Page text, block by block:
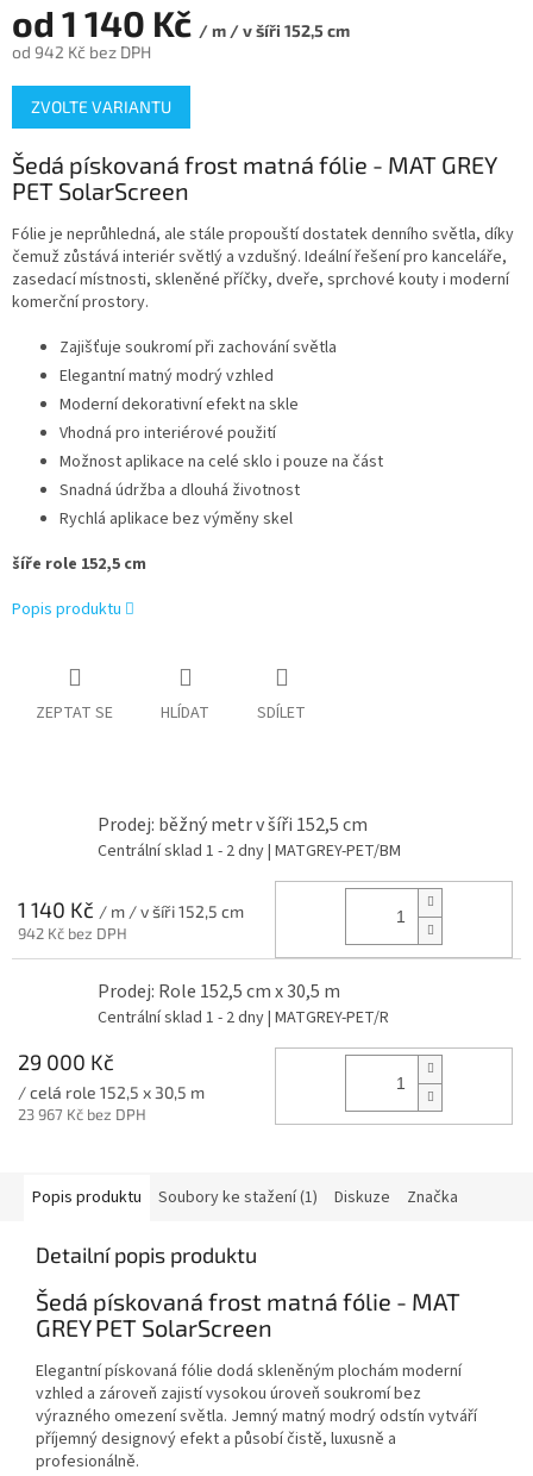
od 1 140 Kč / m / v šíři 152,5 cm
od 942 Kč bez DPH
Měrná
cena:
ZVOLTE VARIANTU
Šedá pískovaná frost matná fólie - MAT GREY
PET SolarScreen
Fólie je neprůhledná, ale stále propouští dostatek denního světla, díky
čemuž zůstává interiér světlý a vzdušný. Ideální řešení pro kanceláře,
zasedací místnosti, skleněné příčky, dveře, sprchové kouty i moderní
komerční prostory.
Zajišťuje soukromí při zachování světla
Elegantní matný modrý vzhled
Moderní dekorativní efekt na skle
Vhodná pro interiérové použití
Možnost aplikace na celé sklo i pouze na část
Snadná údržba a dlouhá životnost
Rychlá aplikace bez výměny skel
šíře role 152,5 cm
Popis produktu
ZEPTAT SE HLÍDAT SDÍLET
Prodej: běžný metr v šíři 152,5 cm
Centrální sklad 1 - 2 dny| MATGREY-PET/BM
1 140 Kč / m / v šíři 152,5 cm
942 Kč bez DPH
Prodej: Role 152,5 cm x 30,5 m
Centrální sklad 1 - 2 dny| MATGREY-PET/R
29 000 Kč
/ celá role 152,5 x 30,5 m
23 967 Kč bez DPH
Popis produktu Soubory ke stažení (1) Diskuze Značka
Detailní popis produktu
Šedá pískovaná frost matná fólie - MAT
GREY PET SolarScreen
Elegantní pískovaná fólie dodá skleněným plochám moderní
vzhled a zároveň zajistí vysokou úroveň soukromí bez
výrazného omezení světla. Jemný matný modrý odstín vytváří
příjemný designový efekt a působí čistě, luxusně a
profesionálně.